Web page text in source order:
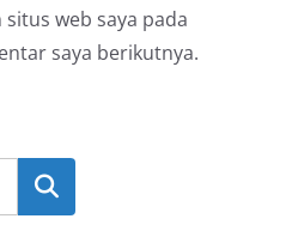
web saya pada
saya berikutnya.
Cari